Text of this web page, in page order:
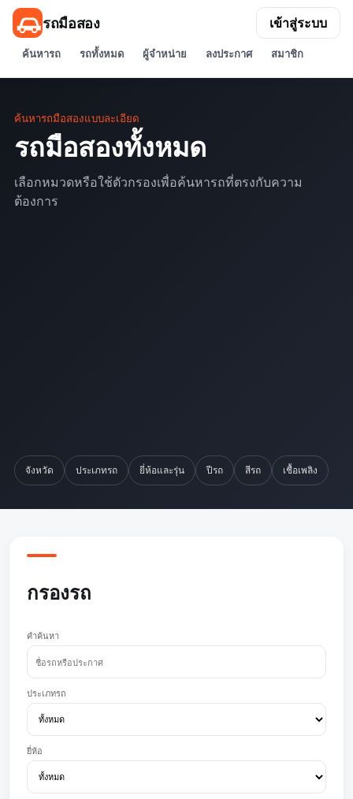
รถมือสอง
ค้นหารถ รถทั้งหมด ผู้จำหน่าย ลงประกาศ สมาชิก
เข้าสู่ระบบ
ค้นหารถมือสองแบบละเอียด
รถมือสองทั้งหมด
เลือกหมวดหรือใช้ตัวกรองเพื่อค้นหารถที่ตรงกับความ
ต้องการ
จังหวัด ประเภทรถ ยี่ห้อและรุ่น ปีรถ สีรถ เชื้อเพลิง
กรองรถ
คำค้นหา
ประเภทรถ
ยี่ห้อ